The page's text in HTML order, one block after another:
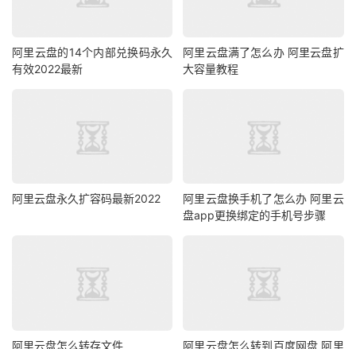
阿里云盘的14个内部兑换码永久
有效2022最新
阿里云盘满了怎么办 阿里云盘扩
大容量教程
阿里云盘永久扩容码最新2022
阿里云盘换手机了怎么办 阿里云
盘app更换绑定的手机号步骤
阿里云盘怎么转存文件 阿里云盘怎么转到百度网盘 阿里